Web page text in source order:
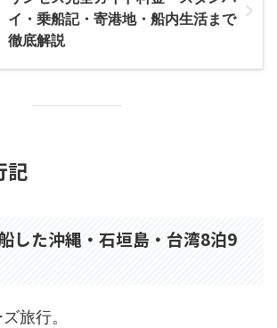
イ・乗船記・寄港地・船内生活まで
徹底解説
記
した沖縄・石垣島・台湾8泊9
旅行。